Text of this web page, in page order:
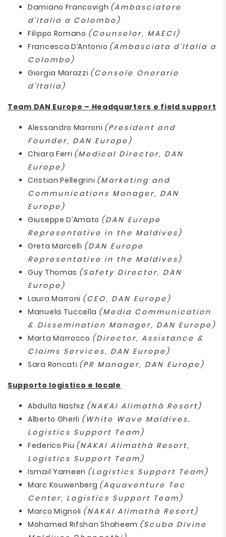
Damiano Francovigh (Ambasciatore
d’Italia a Colombo)
Filippo Romano (Counselor, MAECI)
Francesca D’Antonio (Ambasciata d’Italia a
Colombo)
Giorgia Marazzi (Console Onorario
d’Italia)
Team DAN Europe – Headquarters e field support
Alessandro Marroni (President and
Founder, DAN Europe)
Chiara Ferri (Medical Director, DAN
Europe)
Cristian Pellegrini (Marketing and
Communications Manager, DAN
Europe)
Giuseppe D’Amato (DAN Europe
Representative in the Maldives)
Greta Marcelli (DAN Europe
Representative in the Maldives)
Guy Thomas (Safety Director, DAN
Europe)
Laura Marroni (CEO, DAN Europe)
Manuela Tuccella (Media Communication
& Dissemination Manager, DAN Europe)
Marta Marrocco (Director, Assistance &
Claims Services, DAN Europe)
Sara Roncati (PR Manager, DAN Europe)
Supporto logistico e locale
Abdulla Nashiz (NAKAI Alimathà Resort)
Alberto Gherli (White Wave Maldives,
Logistics Support Team)
Federico Piu (NAKAI Alimathà Resort,
Logistics Support Team)
Ismail Yameen (Logistics Support Team)
Marc Kouwenberg (Aquaventure Tec
Center, Logistics Support Team)
Marco Mignoli (NAKAI Alimathà Resort)
Mohamed Rifshan Shaheem (Scuba Divine